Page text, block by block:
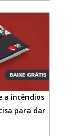
a incêndios
para dar